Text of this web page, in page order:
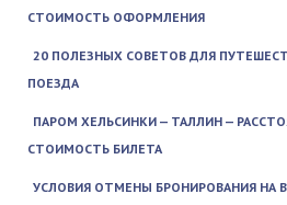
СТОИМОСТЬ ОФОРМЛЕНИЯ
20 ПОЛЕЗНЫХ СОВЕТОВ ДЛЯ
ПОЕЗДА
ПАРОМ ХЕЛЬСИНКИ — ТАЛЛИН —
СТОИМОСТЬ БИЛЕТА
УСЛОВИЯ ОТМЕНЫ БРОНИРОВАНИЯ НА